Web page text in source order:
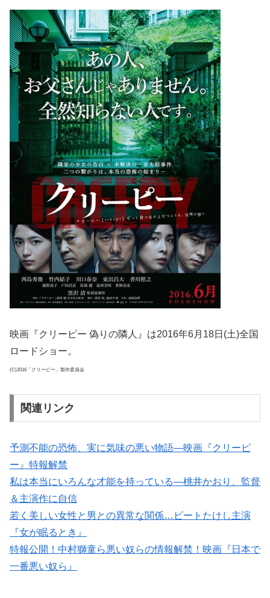
映画『クリーピー 偽りの隣人』は2016年6月18日(土)全国
ロードショー。
(C)2016「クリーピー」製作委員会
関連リンク
予測不能の恐怖、実に気味の悪い物語―映画『クリーピ
ー』特報解禁
私は本当にいろんな才能を持っている―桃井かおり、監督
＆主演作に自信
若く美しい女性と男との異常な関係…ビートたけし主演
『女が眠るとき』
特報公開！中村獅童ら悪い奴らの情報解禁！映画『日本で
一番悪い奴ら』